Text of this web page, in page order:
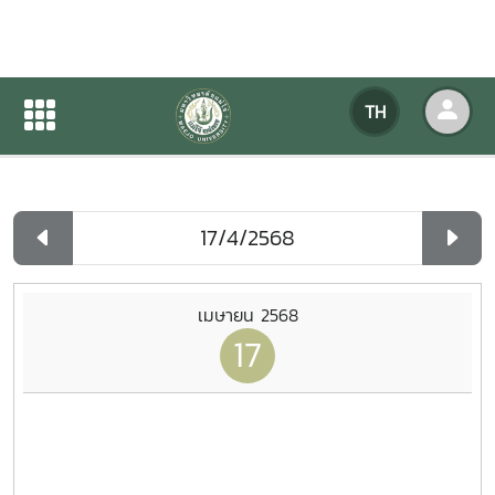
TH
ปฏิทินกิจกรรมของหน่วยงาน
ปฏิทินกิจกรรมของหน่วยงาน
เมษายน 2568
17